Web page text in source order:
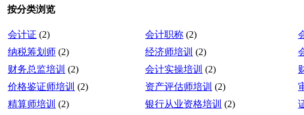
按分类浏览
会计证 (2) 会计职称 (2)
纳税筹划师 (2) 经济师培训 (2)
财务总监培训 (2) 会计实操培训 (2)
价格鉴证师培训 (2) 资产评估师培训 (2)
精算师培训 (2) 银行从业资格培训 (2)